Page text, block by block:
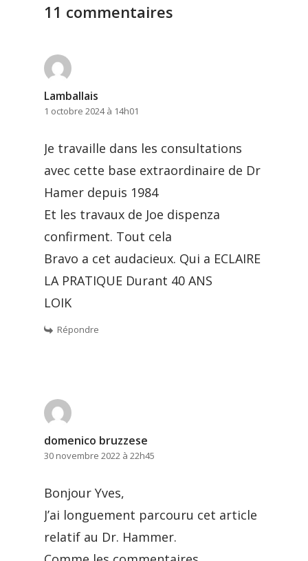
11 commentaires
Lamballais
1 octobre 2024 à 14h01
Je travaille dans les consultations
avec cette base extraordinaire de Dr
Hamer depuis 1984
Et les travaux de Joe dispenza
confirment. Tout cela
Bravo a cet audacieux. Qui a ECLAIRE
LA PRATIQUE Durant 40 ANS
LOIK
Répondre
domenico bruzzese
30 novembre 2022 à 22h45
Bonjour Yves,
J’ai longuement parcouru cet article
relatif au Dr. Hammer.